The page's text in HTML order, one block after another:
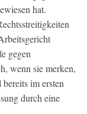
hat.
gegen
wenn sie merken,
im ersten
durch eine